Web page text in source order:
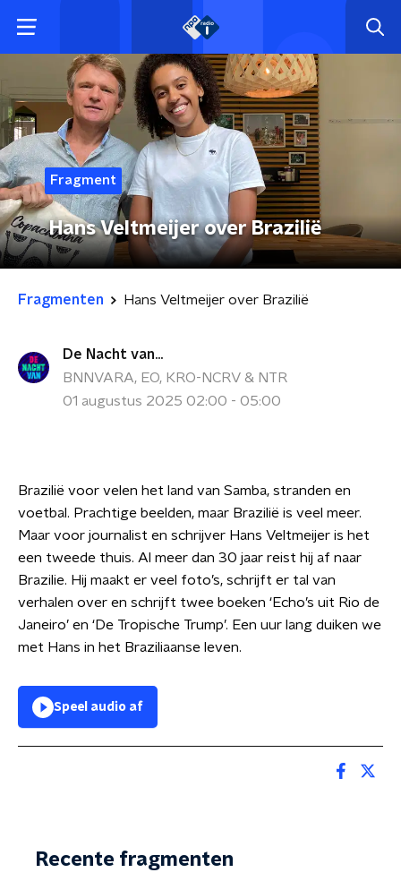
Fragment
Hans Veltmeijer over Brazilië
Fragmenten Hans Veltmeijer over Brazilië
De Nacht van...
BNNVARA, EO, KRO-NCRV & NTR
01 augustus 2025 02:00 - 05:00
Brazilië voor velen het land van Samba, stranden en
voetbal. Prachtige beelden, maar Brazilië is veel meer.
Maar voor journalist en schrijver Hans Veltmeijer is het
een tweede thuis. Al meer dan 30 jaar reist hij af naar
Brazilie. Hij maakt er veel foto’s, schrijft er tal van
verhalen over en schrijft twee boeken ‘Echo’s uit Rio de
Janeiro’ en ‘De Tropische Trump’. Een uur lang duiken we
met Hans in het Braziliaanse leven.
Speel audio af
Recente fragmenten